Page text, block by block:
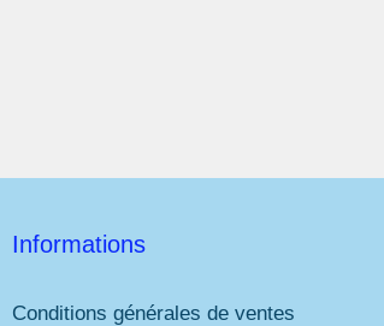
Informations
Conditions générales de ventes